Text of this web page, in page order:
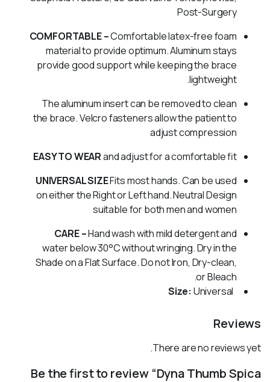
Post-Surgery
COMFORTABLE –Comfortable latex-free foam
material to provide optimum. Aluminum stays
provide good support while keeping the brace
lightweight.
The aluminum insert can be removed to clean
the brace. Velcro fasteners allow the patient to
adjust compression
EASY TO WEARand adjust for a comfortable fit
UNIVERSAL SIZEFits most hands. Can be used
on either the Right or Left hand. Neutral Design
suitable for both men and women
CARE –Hand wash with mild detergent and
water below 30°C without wringing. Dry in the
Shade on a Flat Surface. Do not Iron, Dry-clean,
or Bleach.
Universal
Reviews
There are no reviews yet.
Be the first to review “Dyna Thumb Spica